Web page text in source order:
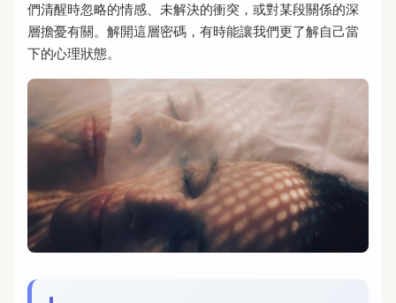
們清醒時忽略的情感、未解決的衝突，或對某段關係的深
層擔憂有關。解開這層密碼，有時能讓我們更了解自己當
下的心理狀態。